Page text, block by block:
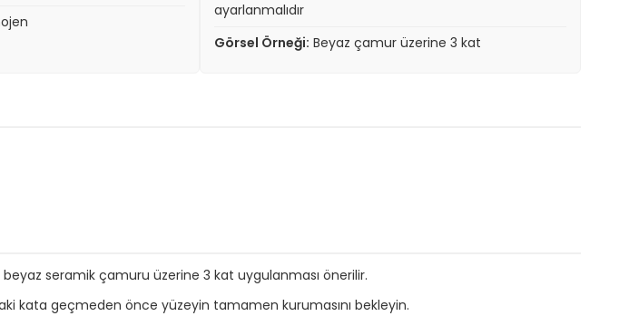
ayarlanmalıdır
Görsel Örneği: Beyaz çamur üzerine 3 kat
seramik çamuru üzerine 3 kat uygulanması önerilir.
kata geçmeden önce yüzeyin tamamen kurumasını bekleyin.